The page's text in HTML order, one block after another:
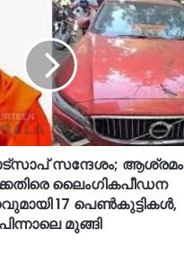
സന്ദേശം; ആശ്രമം
ലൈംഗികപീഡന
17 പെണ്‍കുട്ടികള്‍,
പിന്നാലെ മുങ്ങി